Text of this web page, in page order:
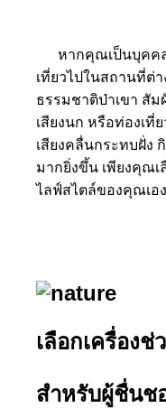
หากคุณเป็นบุคค
เที่ยวไปในสถานที่ต่
ธรรมชาติป่าเขา สัม
เสียงนก หรือท่องเที่
เสียงคลื่นกระทบฝั่ง
มากยิ่งขึ้น เพียงคุณเ
ไลฟ์สไตล์ของคุณเอง
เลือกเครื่องช่
สำหรับผู้ชื่นช